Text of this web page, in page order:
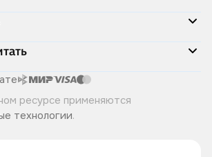
ресурсе применяются
технологии.